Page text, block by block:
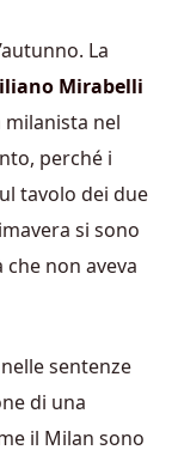
La
Mirabelli
milanista nel
perché i
tavolo dei due
si sono
non aveva
sentenze
di una
il Milan sono